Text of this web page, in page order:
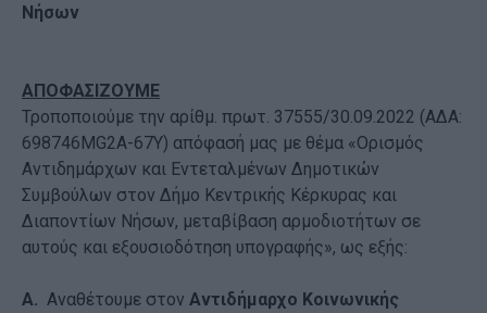
Νήσων
ΑΠΟΦΑΣΙΖΟΥΜΕ
Τροποποιούμε την αρίθμ. πρωτ. 37555/30.09.2022 (ΑΔΑ:
698746MG2A-67Y) απόφασή μας με θέμα «Ορισμός
Αντιδημάρχων και Εντεταλμένων Δημοτικών
Συμβούλων στον Δήμο Κεντρικής Κέρκυρας και
Διαποντίων Νήσων, μεταβίβαση αρμοδιοτήτων σε
αυτούς και εξουσιοδότηση υπογραφής», ως εξής:
Α. Αναθέτουμε στον Αντιδήμαρχο Κοινωνικής